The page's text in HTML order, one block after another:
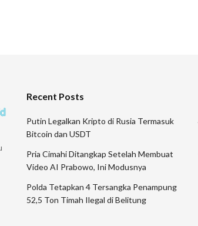
Recent Posts
Putin Legalkan Kripto di Rusia Termasuk
Bitcoin dan USDT
Pria Cimahi Ditangkap Setelah Membuat
Video AI Prabowo, Ini Modusnya
Polda Tetapkan 4 Tersangka Penampung
52,5 Ton Timah Ilegal di Belitung